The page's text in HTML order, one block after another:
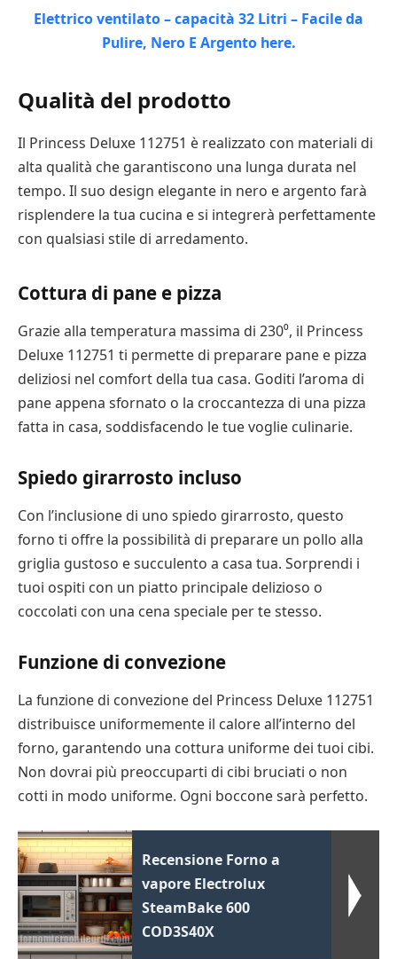
Qualità del prodotto
Il Princess Deluxe 112751 è realizzato con materiali di
alta qualità che garantiscono una lunga durata nel
tempo. Il suo design elegante in nero e argento farà
risplendere la tua cucina e si integrerà perfettamente
con qualsiasi stile di arredamento.
Cottura di pane e pizza
Grazie alla temperatura massima di 230⁰, il Princess
Deluxe 112751 ti permette di preparare pane e pizza
deliziosi nel comfort della tua casa. Goditi l’aroma di
pane appena sfornato o la croccantezza di una pizza
fatta in casa, soddisfacendo le tue voglie culinarie.
Spiedo girarrosto incluso
Con l’inclusione di uno spiedo girarrosto, questo
forno ti offre la possibilità di preparare un pollo alla
griglia gustoso e succulento a casa tua. Sorprendi i
tuoi ospiti con un piatto principale delizioso o
coccolati con una cena speciale per te stesso.
Funzione di convezione
La funzione di convezione del Princess Deluxe 112751
distribuisce uniformemente il calore all’interno del
forno, garantendo una cottura uniforme dei tuoi cibi.
Non dovrai più preoccuparti di cibi bruciati o non
cotti in modo uniforme. Ogni boccone sarà perfetto.
Recensione Forno a
vapore Electrolux
SteamBake 600
COD3S40X